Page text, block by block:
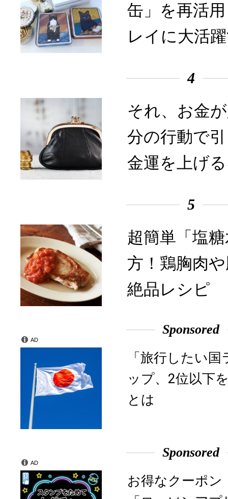
缶」を再活
レイに大活
4
それ、お金
分の行動で
金運を上げ
5
超簡単「塩
方！鶏胸肉
絶品レシピ
Sponsored
「旅行したい
ップ、2位以下
とは
AD
Sponsored
お得なクーポン
AD